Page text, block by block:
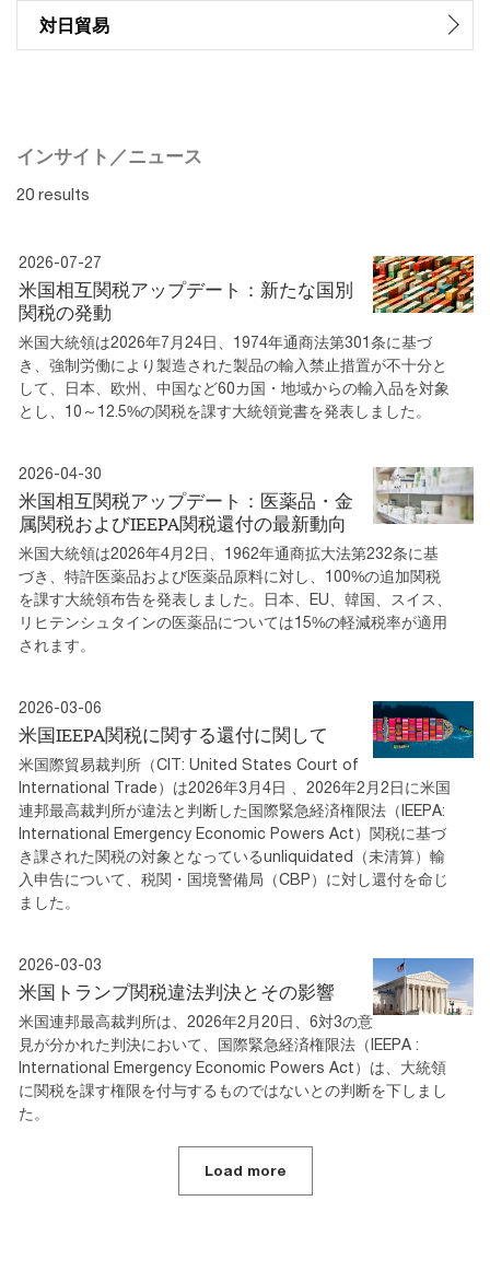
対日貿易
インサイト／ニュース
20 results
2026-07-27
米国相互関税アップデート：新たな国別
関税の発動
米国大統領は2026年7月24日、1974年通商法第301条に基づ
き、強制労働により製造された製品の輸入禁止措置が不十分と
して、日本、欧州、中国など60カ国・地域からの輸入品を対象
とし、10～12.5%の関税を課す大統領覚書を発表しました。
2026-04-30
米国相互関税アップデート：医薬品・金
属関税およびIEEPA関税還付の最新動向
米国大統領は2026年4月2日、1962年通商拡大法第232条に基
づき、特許医薬品および医薬品原料に対し、100%の追加関税
を課す大統領布告を発表しました。日本、EU、韓国、スイス、
リヒテンシュタインの医薬品については15%の軽減税率が適用
されます。
2026-03-06
米国IEEPA関税に関する還付に関して
米国際貿易裁判所（CIT: United States Court of
International Trade）は2026年3月4日 、2026年2月2日に米国
連邦最高裁判所が違法と判断した国際緊急経済権限法（IEEPA:
International Emergency Economic Powers Act）関税に基づ
き課された関税の対象となっているunliquidated（未清算）輸
入申告について、税関・国境警備局（CBP）に対し還付を命じ
ました。
2026-03-03
米国トランプ関税違法判決とその影響
米国連邦最高裁判所は、2026年2月20日、6対3の意
見が分かれた判決において、国際緊急経済権限法（IEEPA :
International Emergency Economic Powers Act）は、大統領
に関税を課す権限を付与するものではないとの判断を下しまし
た。
Load more